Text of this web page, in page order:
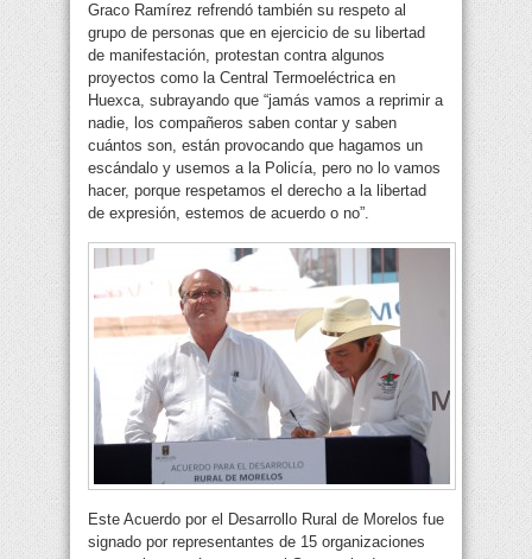
Graco Ramírez refrendó también su respeto al
grupo de personas que en ejercicio de su libertad
de manifestación, protestan contra algunos
proyectos como la Central Termoeléctrica en
Huexca, subrayando que “jamás vamos a reprimir a
nadie, los compañeros saben contar y saben
cuántos son, están provocando que hagamos un
escándalo y usemos a la Policía, pero no lo vamos
hacer, porque respetamos el derecho a la libertad
de expresión, estemos de acuerdo o no”.
Este Acuerdo por el Desarrollo Rural de Morelos fue
signado por representantes de 15 organizaciones